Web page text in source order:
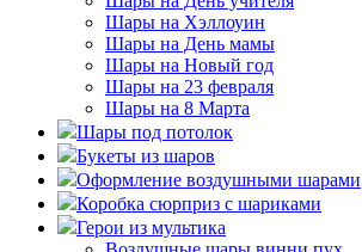
Шары на Хэллоуин
Шары на День мамы
Шары на Новый год
Шары на 23 февраля
Шары на 8 Марта
Шары под потолок
Букеты из шаров
Оформление воздушными шарами
Коробка сюрприз с шариками
Герои из мультика